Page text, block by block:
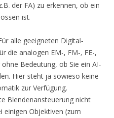
der FA) zu erkennen, ob ein
ist.
alle geeigneten Digital-
die analogen EM-, FM-, FE-,
Bedeutung, ob Sie ein AI-
Hier steht ja sowieso keine
zur Verfügung.
Blendenansteuerung nicht
einigen Objektiven (zum